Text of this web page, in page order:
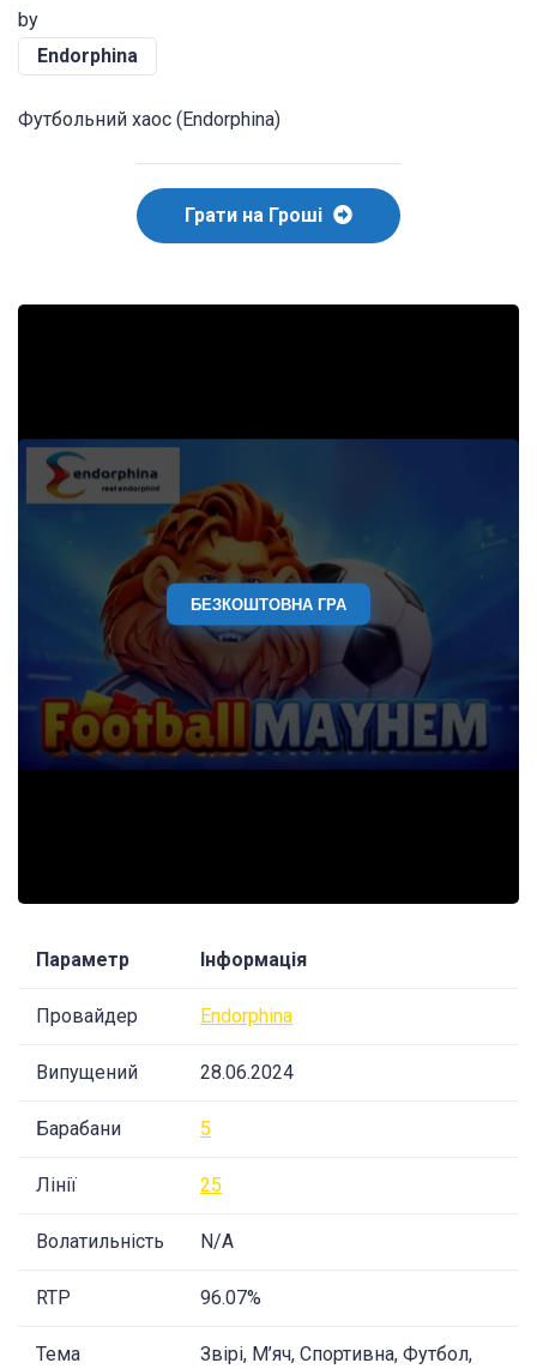
by
Endorphina
Футбольний хаос (Endorphina)
Грати на Гроші
БЕЗКОШТОВНА ГРА
Параметр Інформація
Провайдер Endorphina
Випущений 28.06.2024
Барабани 5
Лінії 25
Волатильність N/A
RTP 96.07%
Тема
Звірі, М’яч, Спортивна, Футбол,